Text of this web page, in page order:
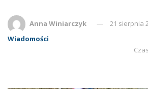
Anna Winiarczyk
21 sierpnia
Wiadomości